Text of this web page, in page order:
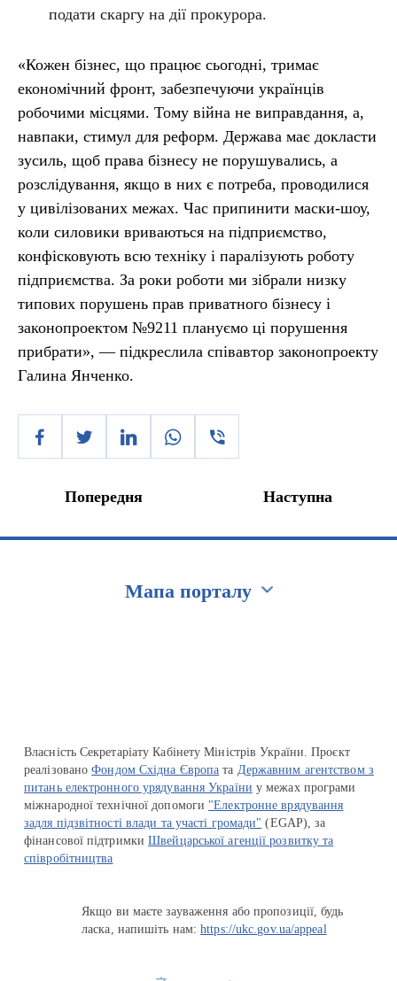
подати скаргу на дії прокурора.
«Кожен бізнес, що працює сьогодні, тримає
економічний фронт, забезпечуючи українців
робочими місцями. Тому війна не виправдання, а,
навпаки, стимул для реформ. Держава має докласти
зусиль, щоб права бізнесу не порушувались, а
розслідування, якщо в них є потреба, проводилися
у цивілізованих межах. Час припинити маски-шоу,
коли силовики вриваються на підприємство,
конфісковують всю техніку і паралізують роботу
підприємства. За роки роботи ми зібрали низку
типових порушень прав приватного бізнесу і
законопроектом №9211 плануємо ці порушення
прибрати», — підкреслила співавтор законопроекту
Галина Янченко.
Попередня Наступна
Мапа порталу
Власність Секретаріату Кабінету Міністрів України. Проєкт
реалізованоФондом Східна Європа та Державним агентством з
питань електронного урядування України у межах програми
міжнародної технічної допомоги "Електронне врядування
задля підзвітності влади та участі громади" (EGAP), за
фінансової підтримкиШвейцарської агенції розвитку та
співробітництва
Якщо ви маєте зауваження або пропозиції, будь
ласка, напишіть нам:https://ukc.gov.ua/appeal